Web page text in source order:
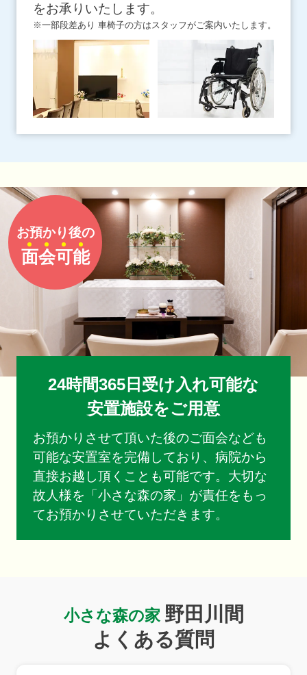
をお承りいたします。
※一部段差あり 車椅子の方はスタッフがご案内いたします。
お預かり後の
面会可能
24時間365日受け入れ可能な
安置施設をご用意
お預かりさせて頂いた後のご面会なども
可能な安置室を完備しており、病院から
直接お越し頂くことも可能です。大切な
故人様を「小さな森の家」が責任をもっ
てお預かりさせていただきます。
小さな森の家 野田川間
よくある質問